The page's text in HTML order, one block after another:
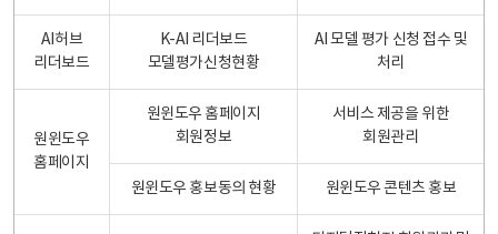
AI허브
리더보드
K-AI 리더보드
모델평가신청현황
AI 모델 평가 신청 접수 및
처리
원윈도우
홈페이지
원윈도우 홈페이지
회원정보
서비스 제공을 위한
회원관리
원윈도우 홍보동의 현황 원윈도우 콘텐츠 홍보